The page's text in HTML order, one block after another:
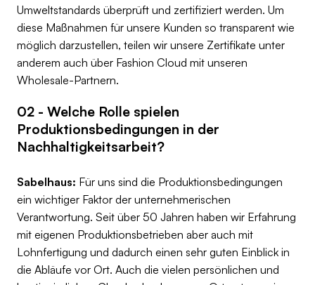
Umweltstandards überprüft und zertifiziert werden. Um
diese Maßnahmen für unsere Kunden so transparent wie
möglich darzustellen, teilen wir unsere Zertifikate unter
anderem auch über Fashion Cloud mit unseren
Wholesale-Partnern.
02 - Welche Rolle spielen
Produktionsbedingungen in der
Nachhaltigkeitsarbeit?
Sabelhaus: Für uns sind die Produktionsbedingungen
ein wichtiger Faktor der unternehmerischen
Verantwortung. Seit über 50 Jahren haben wir Erfahrung
mit eigenen Produktionsbetrieben aber auch mit
Lohnfertigung und dadurch einen sehr guten Einblick in
die Abläufe vor Ort. Auch die vielen persönlichen und